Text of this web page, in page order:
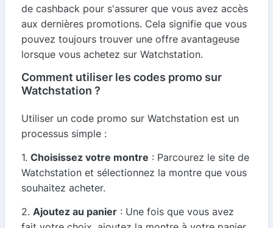
de cashback pour s'assurer que vous avez accès
aux dernières promotions. Cela signifie que vous
pouvez toujours trouver une offre avantageuse
lorsque vous achetez sur Watchstation.
Comment utiliser les codes promo sur
Watchstation ?
Utiliser un code promo sur Watchstation est un
processus simple :
1. Choisissez votre montre : Parcourez le site de
Watchstation et sélectionnez la montre que vous
souhaitez acheter.
2. Ajoutez au panier : Une fois que vous avez